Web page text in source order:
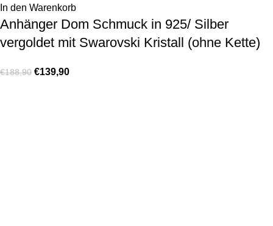
In den Warenkorb
Anhänger Dom Schmuck in 925/ Silber
vergoldet mit Swarovski Kristall (ohne Kette)
€188,90 €139,90